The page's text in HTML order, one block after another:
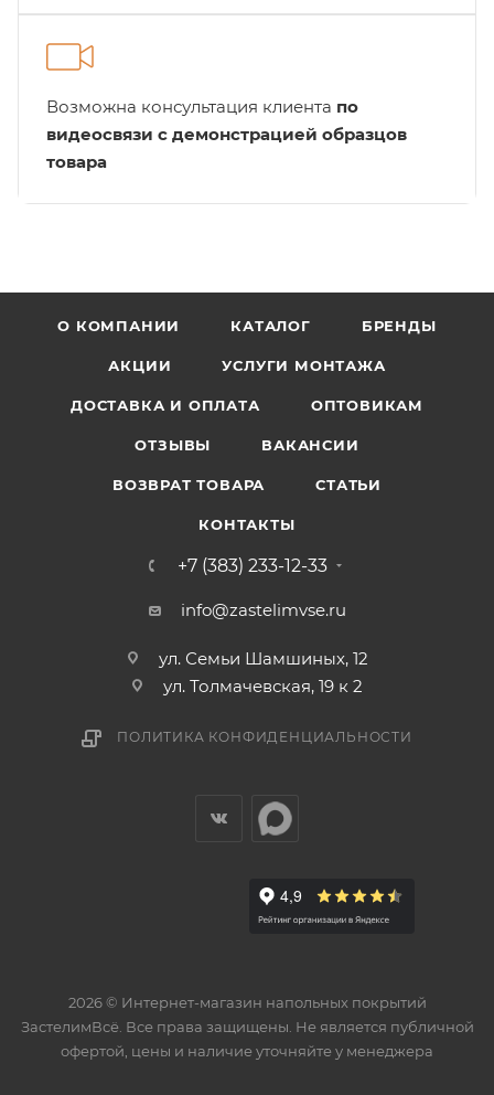
Возможна консультация клиента по
видеосвязи с демонстрацией образцов
товара
О КОМПАНИИ КАТАЛОГ БРЕНДЫ
АКЦИИ УСЛУГИ МОНТАЖА
ДОСТАВКА И ОПЛАТА ОПТОВИКАМ
ОТЗЫВЫ ВАКАНСИИ
ВОЗВРАТ ТОВАРА СТАТЬИ
КОНТАКТЫ
+7 (383) 233-12-33
info@zastelimvse.ru
ул. Семьи Шамшиных, 12
ул. Толмачевская, 19 к 2
ПОЛИТИКА КОНФИДЕНЦИАЛЬНОСТИ
2026 © Интернет-магазин напольных покрытий
ЗастелимВсё. Все права защищены. Не является публичной
офертой, цены и наличие уточняйте у менеджера